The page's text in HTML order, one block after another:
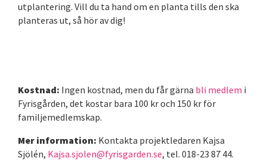
utplantering. Vill du ta hand om en planta tills den ska
planteras ut, så hör av dig!
Kostnad: Ingen kostnad, men du får gärna bli medlem i
Fyrisgården, det kostar bara 100 kr och 150 kr för
familjemedlemskap.
Mer information: Kontakta projektledaren Kajsa
Sjölén, Kajsa.sjolen@fyrisgarden.se, tel. 018-23 87 44.